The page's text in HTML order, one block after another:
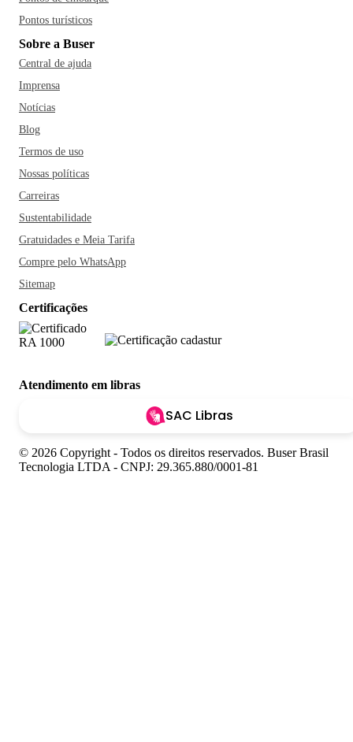
Pontos turísticos
Sobre a Buser
Central de ajuda
Imprensa
Notícias
Blog
Termos de uso
Nossas políticas
Carreiras
Sustentabilidade
Gratuidades e Meia Tarifa
Compre pelo WhatsApp
Sitemap
Certificações
Atendimento em libras
SAC Libras
© 2026 Copyright - Todos os direitos reservados. Buser Brasil
Tecnologia LTDA - CNPJ: 29.365.880/0001-81